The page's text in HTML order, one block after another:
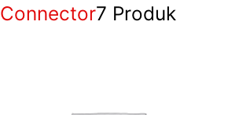
Connector7 Produk